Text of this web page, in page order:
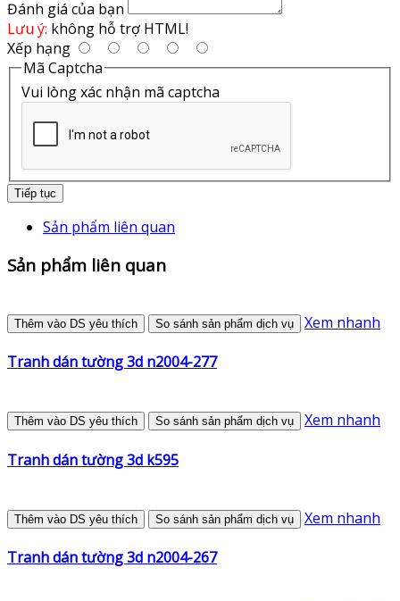
Đánh giá của bạn
Lưu ý: không hỗ trợ HTML!
Xếp hạng
Mã Captcha
Vui lòng xác nhận mã captcha
Tiếp tục
Sản phẩm liên quan
Sản phẩm liên quan
Thêm vào DS yêu thích So sánh sản phẩm dịch vụ Xem nhanh
Tranh dán tường 3d n2004-277
Thêm vào DS yêu thích So sánh sản phẩm dịch vụ Xem nhanh
Tranh dán tường 3d k595
Thêm vào DS yêu thích So sánh sản phẩm dịch vụ Xem nhanh
Tranh dán tường 3d n2004-267